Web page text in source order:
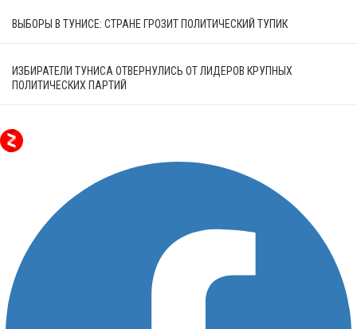
ВЫБОРЫ В ТУНИСЕ: СТРАНЕ ГРОЗИТ ПОЛИТИЧЕСКИЙ ТУПИК
ИЗБИРАТЕЛИ ТУНИСА ОТВЕРНУЛИСЬ ОТ ЛИДЕРОВ КРУПНЫХ
ПОЛИТИЧЕСКИХ ПАРТИЙ